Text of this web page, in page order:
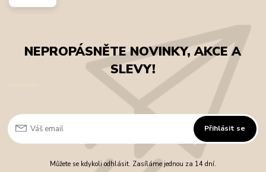
NEPROPÁSNĚTE NOVINKY, AKCE A
SLEVY!
Přihlásit se
Můžete se kdykoli odhlásit. Zasíláme jednou za 14 dní.